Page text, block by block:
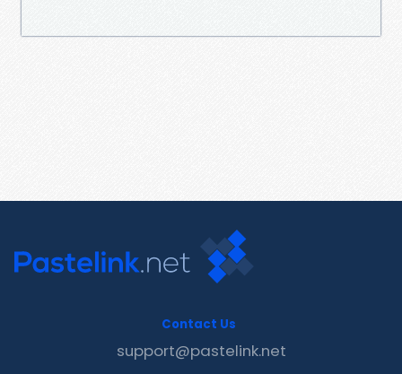
Contact Us
support@pastelink.net